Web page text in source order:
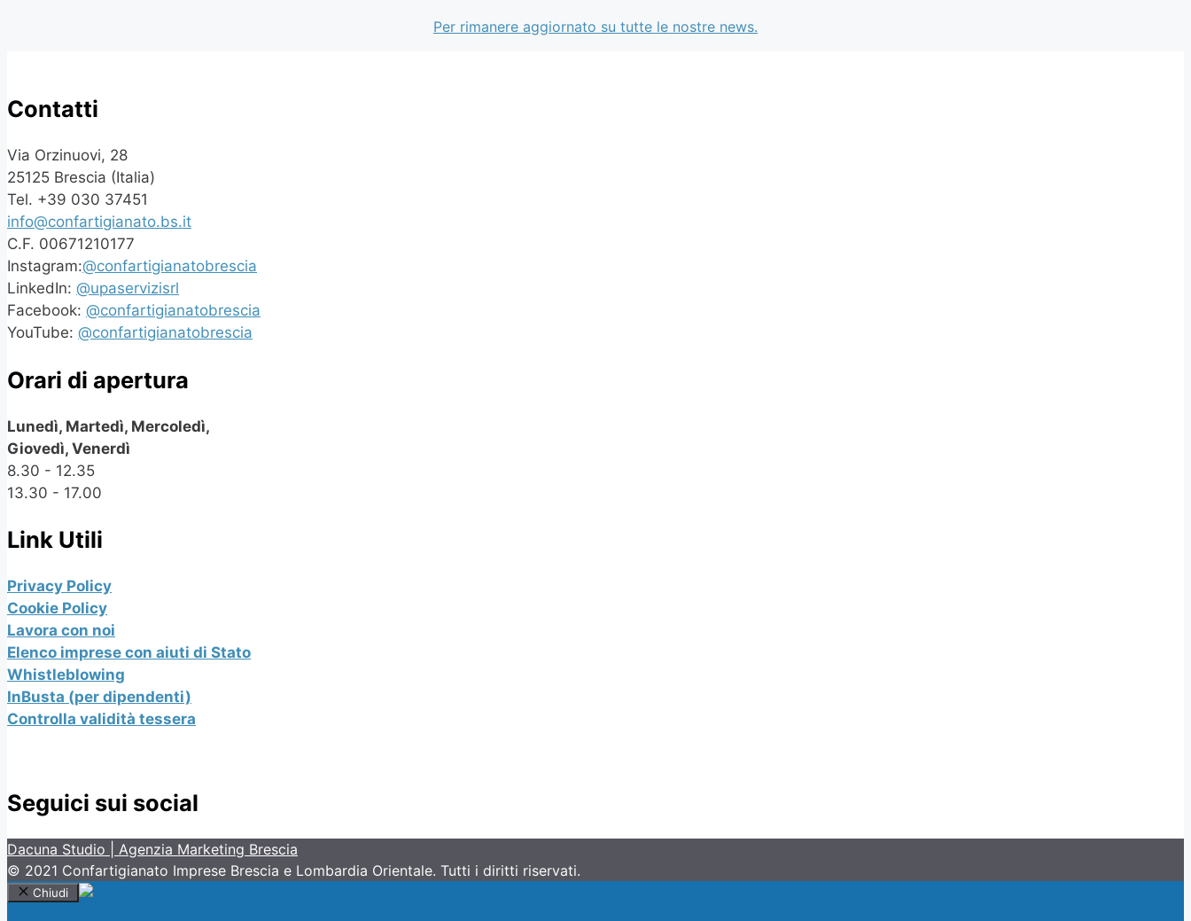
Per rimanere aggiornato su tutte le nostre news.
Contatti
Via Orzinuovi, 28
25125 Brescia (Italia)
Tel. +39 030 37451
info@confartigianato.bs.it
C.F. 00671210177
Instagram:@confartigianatobrescia
LinkedIn: @upaservizisrl
Facebook: @confartigianatobrescia
YouTube: @confartigianatobrescia
Orari di apertura
Lunedì, Martedì, Mercoledì,
Giovedì, Venerdì
8.30 - 12.35
13.30 - 17.00
Link Utili
Privacy Policy
Cookie Policy
Lavora con noi
Elenco imprese con aiuti di Stato
Whistleblowing
InBusta (per dipendenti)
Controlla validità tessera
Seguici sui social
Dacuna Studio | Agenzia Marketing Brescia
© 2021 Confartigianato Imprese Brescia e Lombardia Orientale. Tutti i diritti riservati.
Chiudi